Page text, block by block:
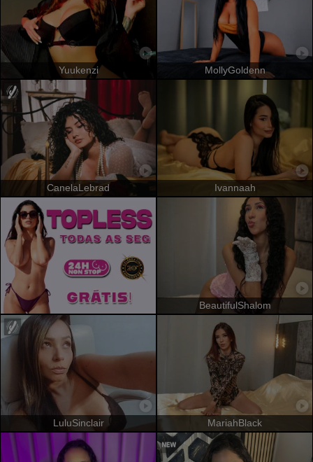
Yuukenzi MollyGoldenn
CanelaLebrad Ivannaah
BeautifulShalom
LuluSinclair MariahBlack